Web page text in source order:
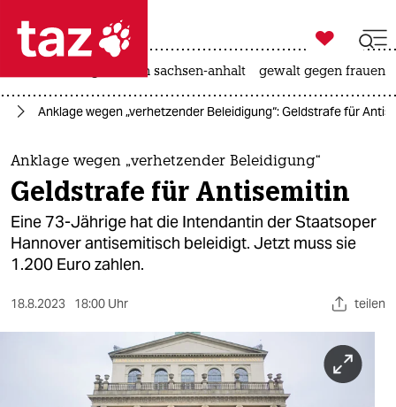
 taz zahl ich
taz zahl ich
themen
politik
öko

taz zahl ich
landtagswahl in sachsen-anhalt gewalt gegen frauen
Anklage wegen „verhetzender Beleidigung“: Geldstrafe für
Anklage wegen „verhetzender Beleidigung“
Geldstrafe für Antisemitin
Eine 73-Jährige hat die Intendantin der Staatsoper
Hannover antisemitisch beleidigt. Jetzt muss sie
1.200 Euro zahlen.
18.8.2023 18:00 Uhr teilen